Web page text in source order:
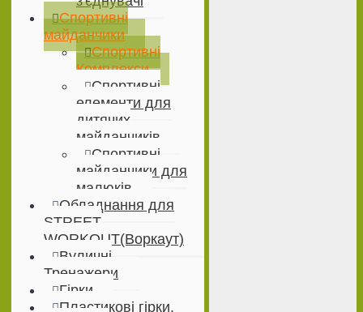
Спортивні
майданчики
Спортивні
Комплекси
Спортивні
елементи для
дитячих
майданчиків
Спортивні
майданчики для
малюків
Обладнання для
STREET
WORKOUT(Воркаут)
Вуличні
Тренажери
Гірки
Пластикові гірки,